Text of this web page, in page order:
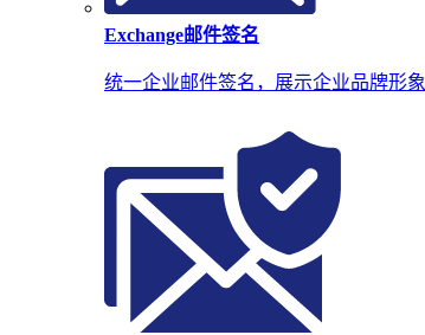
Exchange邮件签名
统一企业邮件签名，展示企业品牌形象